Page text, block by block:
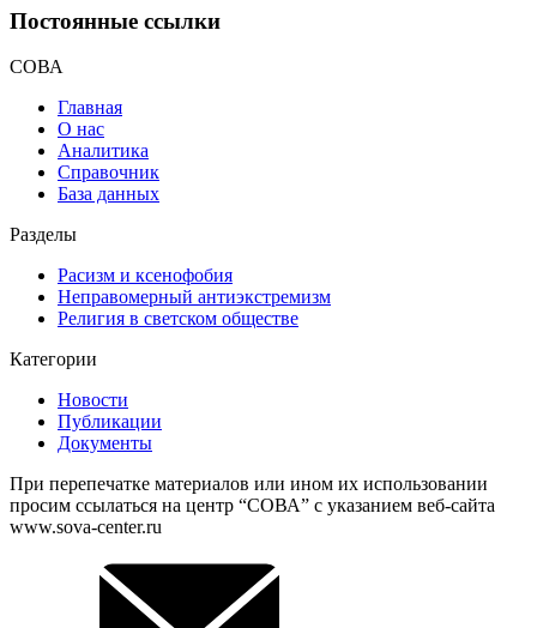
Постоянные ссылки
СОВА
Главная
О нас
Аналитика
Справочник
База данных
Разделы
Расизм и ксенофобия
Неправомерный антиэкстремизм
Религия в светском обществе
Категории
Новости
Публикации
Документы
При перепечатке материалов или ином их использовании
просим ссылаться на центр “СОВА” с указанием веб-сайта
www.sova-center.ru